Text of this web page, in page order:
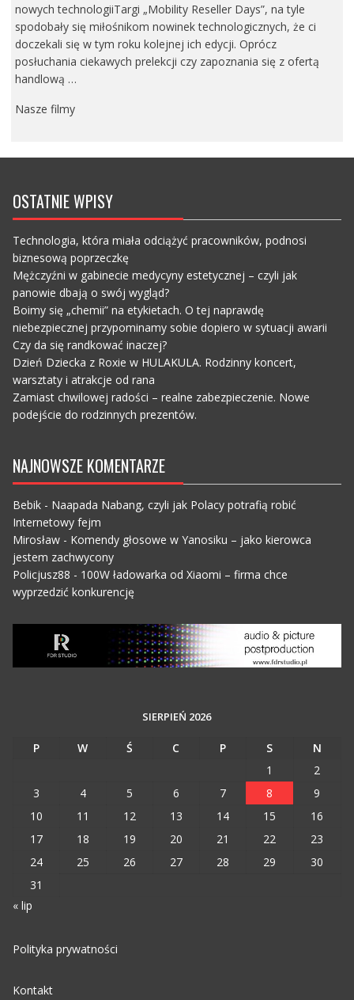
nowych technologiiTargi „Mobility Reseller Days”, na tyle
spodobały się miłośnikom nowinek technologicznych, że ci
doczekali się w tym roku kolejnej ich edycji. Oprócz
posłuchania ciekawych prelekcji czy zapoznania się z ofertą
handlową …
Nasze filmy
OSTATNIE WPISY
Technologia, która miała odciążyć pracowników, podnosi
biznesową poprzeczkę
Mężczyźni w gabinecie medycyny estetycznej – czyli jak
panowie dbają o swój wygląd?
Boimy się „chemii” na etykietach. O tej naprawdę
niebezpiecznej przypominamy sobie dopiero w sytuacji awarii
Czy da się randkować inaczej?
Dzień Dziecka z Roxie w HULAKULA. Rodzinny koncert,
warsztaty i atrakcje od rana
Zamiast chwilowej radości – realne zabezpieczenie. Nowe
podejście do rodzinnych prezentów.
NAJNOWSZE KOMENTARZE
Bebik- Naapada Nabang, czyli jak Polacy potrafią robić
Internetowy fejm
Mirosław- Komendy głosowe w Yanosiku – jako kierowca
jestem zachwycony
Policjusz88 - 100W ładowarka od Xiaomi – firma chce
wyprzedzić konkurencję
SIERPIEŃ 2026
P W Ś C P S
N
1
2
3
4 5 6 7 8
9
10
11 12 13 14 15
16
17
18 19 20 21 22
23
24
25 26 27 28 29
30
31
« lip
Polityka prywatności
Kontakt